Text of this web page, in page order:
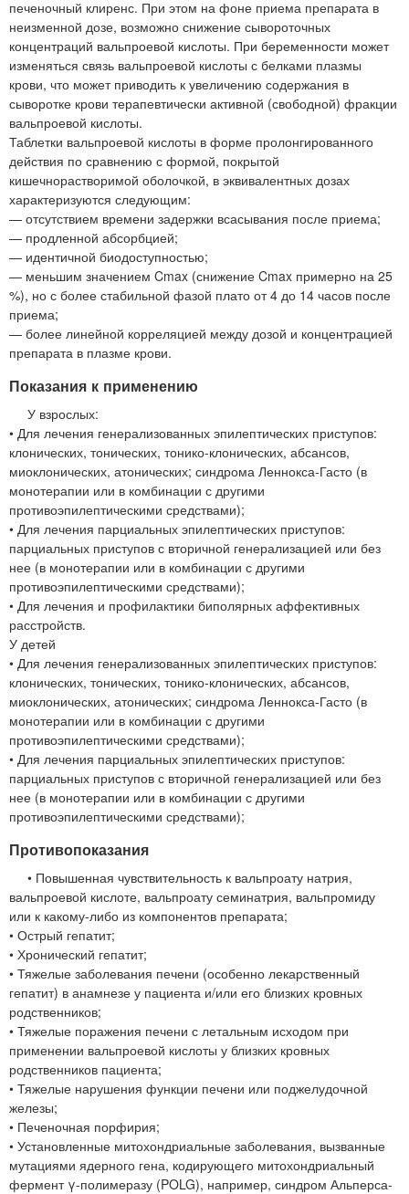
печеночный клиренс. При этом на фоне приема препарата в
неизменной дозе, возможно снижение сывороточных
концентраций вальпроевой кислоты. При беременности может
изменяться связь вальпроевой кислоты с белками плазмы
крови, что может приводить к увеличению содержания в
сыворотке крови терапевтически активной (свободной) фракции
вальпроевой кислоты.
Таблетки вальпроевой кислоты в форме пролонгированного
действия по сравнению с формой, покрытой
кишечнорастворимой оболочкой, в эквивалентных дозах
характеризуются следующим:
— отсутствием времени задержки всасывания после приема;
— продленной абсорбцией;
— идентичной биодоступностью;
— меньшим значением Cmax (снижение Cmax примерно на 25
%), но с более стабильной фазой плато от 4 до 14 часов после
приема;
— более линейной корреляцией между дозой и концентрацией
препарата в плазме крови.
Показания к применению
У взрослых:
• Для лечения генерализованных эпилептических приступов:
клонических, тонических, тонико-клонических, абсансов,
миоклонических, атонических; синдрома Леннокса-Гасто (в
монотерапии или в комбинации с другими
противоэпилептическими средствами);
• Для лечения парциальных эпилептических приступов:
парциальных приступов с вторичной генерализацией или без
нее (в монотерапии или в комбинации с другими
противоэпилептическими средствами);
• Для лечения и профилактики биполярных аффективных
расстройств.
У детей
• Для лечения генерализованных эпилептических приступов:
клонических, тонических, тонико-клонических, абсансов,
миоклонических, атонических; синдрома Леннокса-Гасто (в
монотерапии или в комбинации с другими
противоэпилептическими средствами);
• Для лечения парциальных эпилептических приступов:
парциальных приступов с вторичной генерализацией или без
нее (в монотерапии или в комбинации с другими
противоэпилептическими средствами);
Противопоказания
• Повышенная чувствительность к вальпроату натрия,
вальпроевой кислоте, вальпроату семинатрия, вальпромиду
или к какому-либо из компонентов препарата;
• Острый гепатит;
• Хронический гепатит;
• Тяжелые заболевания печени (особенно лекарственный
гепатит) в анамнезе у пациента и/или его близких кровных
родственников;
• Тяжелые поражения печени с летальным исходом при
применении вальпроевой кислоты у близких кровных
родственников пациента;
• Тяжелые нарушения функции печени или поджелудочной
железы;
• Печеночная порфирия;
• Установленные митохондриальные заболевания, вызванные
мутациями ядерного гена, кодирующего митохондриальный
фермент γ-полимеразу (POLG), например, синдром Альперса-